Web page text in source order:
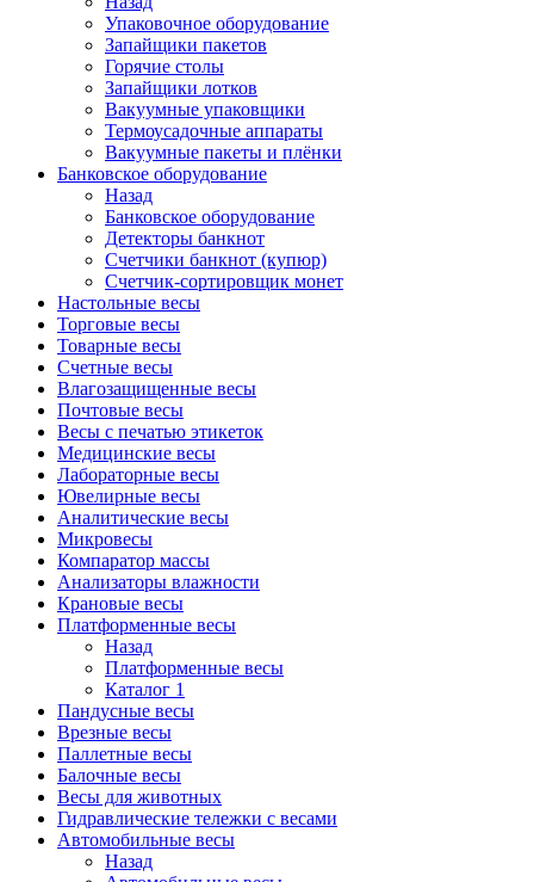
Упаковочное оборудование
Запайщики пакетов
Горячие столы
Запайщики лотков
Вакуумные упаковщики
Термоусадочные аппараты
Вакуумные пакеты и плёнки
Банковское оборудование
Назад
Банковское оборудование
Детекторы банкнот
Cчетчики банкнот (купюр)
Счетчик-сортировщик монет
Настольные весы
Торговые весы
Товарные весы
Счетные весы
Влагозащищенные весы
Почтовые весы
Весы с печатью этикеток
Медицинские весы
Лабораторные весы
Ювелирные весы
Аналитические весы
Микровесы
Компаратор массы
Анализаторы влажности
Крановые весы
Платформенные весы
Назад
Платформенные весы
Каталог 1
Пандусные весы
Врезные весы
Паллетные весы
Балочные весы
Весы для животных
Гидравлические тележки с весами
Автомобильные весы
Назад